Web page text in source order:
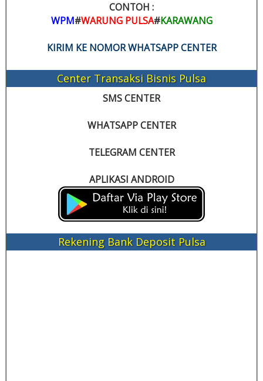
CONTOH :
WPM#WARUNG PULSA#KARAWANG
KIRIM KE NOMOR WHATSAPP CENTER
Center Transaksi Bisnis Pulsa
SMS CENTER
WHATSAPP CENTER
TELEGRAM CENTER
APLIKASI ANDROID
Rekening Bank Deposit Pulsa